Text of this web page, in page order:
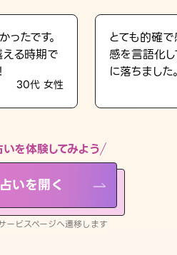
す
たです。
る時期で
30代 女性
とても的確
感を言語化
に落ちました
を体験してみよう
いを開く
ビスページへ遷移します